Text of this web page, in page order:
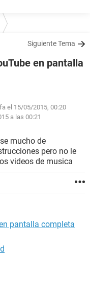
Siguiente Tema
en pantalla
el 15/05/2015, 00:20
a las 00:21
mucho de
pero no le
videos de musica
pantalla completa